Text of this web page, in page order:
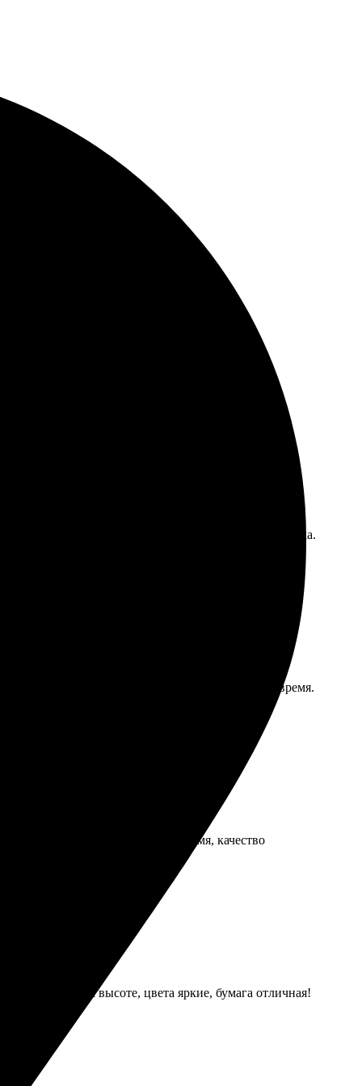
на руках. Рекомендую!
результат очень порадовал!
качественно и быстро, впечатлила упаковка.
быстро отвечала на вопросы. Заказ пришёл вовремя.
оплатил. Получил заказ вовремя, качество
Качество на высоте, цвета яркие, бумага отличная!